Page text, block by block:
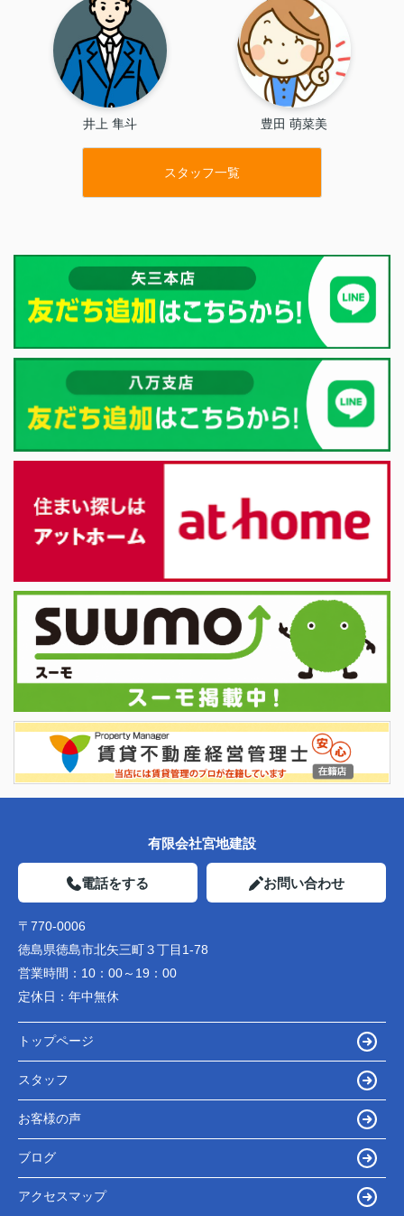
井上 隼斗 豊田 萌菜美
スタッフ一覧
有限会社宮地建設
電話をする お問い合わせ
〒770-0006
徳島県徳島市北矢三町３丁目1-78
営業時間： 10：00～19：00
定休日： 年中無休
トップページ
スタッフ
お客様の声
ブログ
アクセスマップ